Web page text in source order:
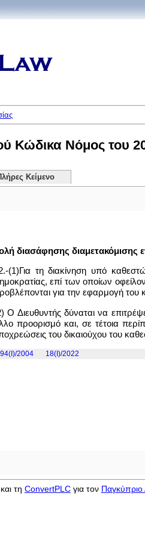
Κώδικα Νόμος του
Κείμενο
διασάφησης διαμετακόμισης
(1)Για τη διακίνηση υπό
επί των οποίων
για την εφαρμογή του
Ο Διευθυντής δύναται να
προορισμό και, σε τέτοια
του δικαιούχου του
94(I)/2004 18(I)/2022
τη ConvertPLCγια τον Παγκύπριο